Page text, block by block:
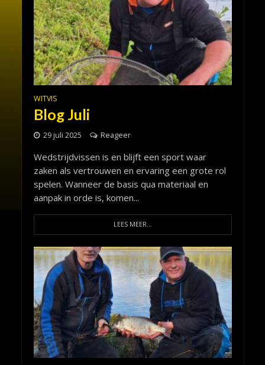
WITVIS
Blog Juli
29 juli 2025 Reageer
Wedstrijdvissen is en blijft een sport waar
zaken als vertrouwen en ervaring een grote rol
spelen. Wanneer de basis qua materiaal en
aanpak in orde is, komen...
LEES MEER...